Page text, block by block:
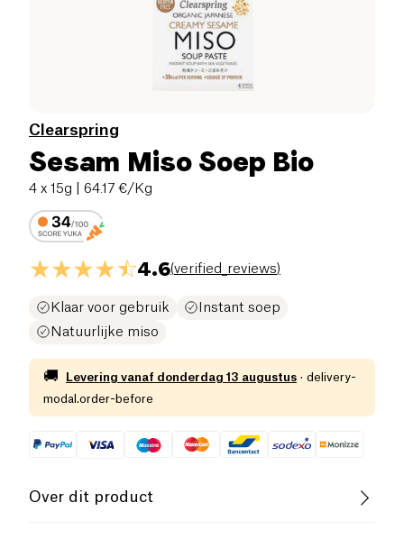
Clearspring
Sesam Miso Soep Bio
4 x 15g | 64.17 €/Kg
4.6(verified_reviews)
Klaar voor gebruik
Instant soep
Natuurlijke miso
🚚 Levering vanaf donderdag 13 augustus · delivery-
modal.order-before
Over dit product